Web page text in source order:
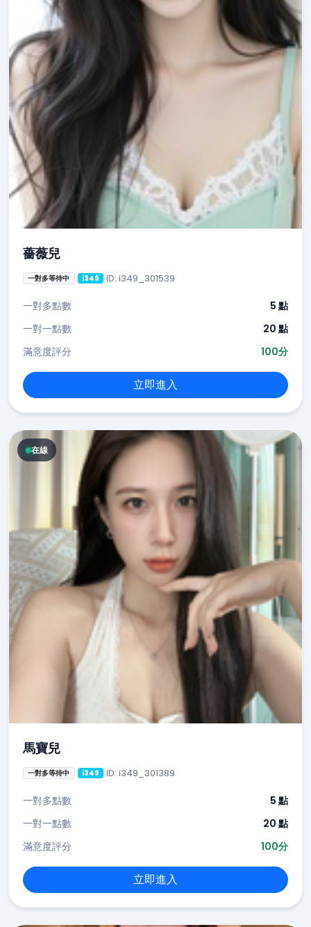
薔薇兒
一對多等待中 i349 ID: i349_301539
一對多點數
5 點
一對一點數
20 點
滿意度評分
100分
立即進入
在線
馬寶兒
一對多等待中 i349 ID: i349_301389
一對多點數
5 點
一對一點數
20 點
滿意度評分
100分
立即進入